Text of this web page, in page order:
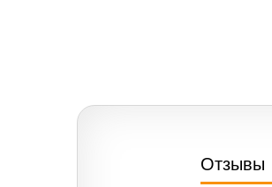
Отзывы